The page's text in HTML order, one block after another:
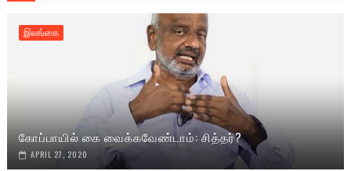
இலங்கை
கோப்பாயில் கை வைக்கவேண்டாம்: சித்தர்?
APRIL 27, 2020